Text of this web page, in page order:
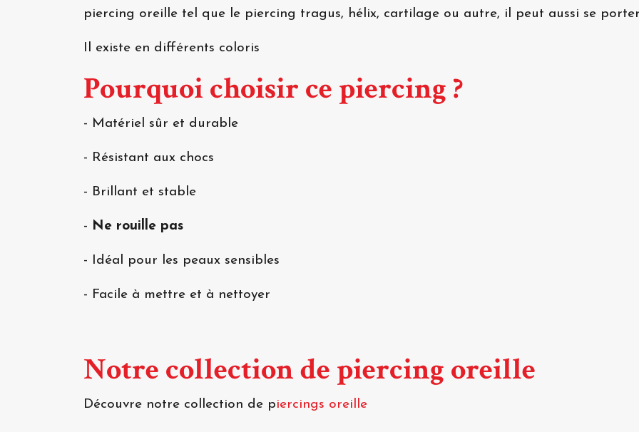
piercing oreille tel que le piercing tragus, hélix, cartilage ou autre, il peut aussi se
Il existe en différents coloris
Pourquoi choisir ce piercing ?
- Matériel sûr et durable
- Résistant aux chocs
- Brillant et stable
- Ne rouille pas
- Idéal pour les peaux sensibles
- Facile à mettre et à nettoyer
Notre collection de piercing oreille
Découvre notre collection de piercings oreille